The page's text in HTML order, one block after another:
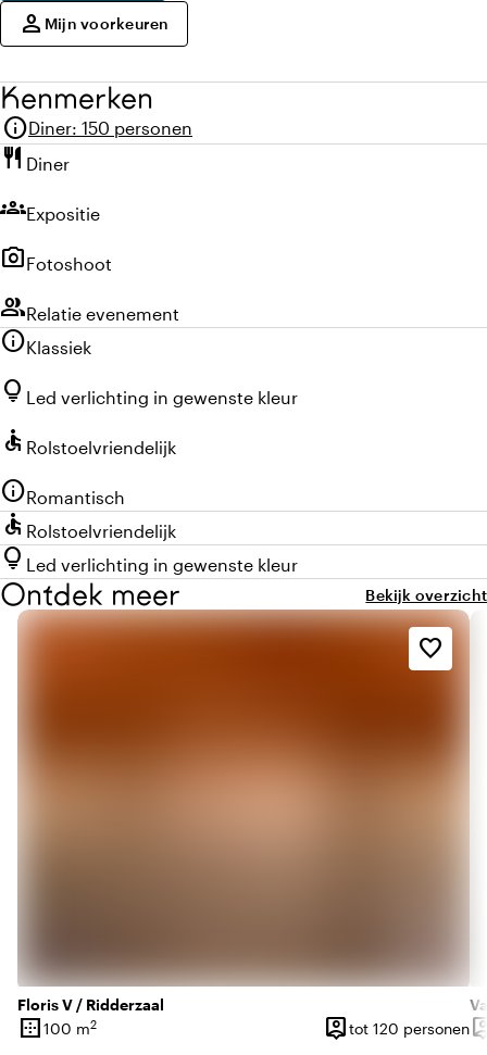
person Mijn voorkeuren
Kenmerken
infoDiner: 150 personen
restaurant Diner
groupsExpositie
photo_cameraFotoshoot
groupRelatie evenement
infoKlassiek
lightbulb Led verlichting in gewenste kleur
accessible Rolstoelvriendelijk
infoRomantisch
accessible Rolstoelvriendelijk
lightbulb Led verlichting in gewenste kleur
Ontdek meer Bekijk overzicht
Floris V / Ridderzaal
border_outer
Oppervlakte
100 m2 person_pin
Capaciteit
tot 120 personen
favorite_border